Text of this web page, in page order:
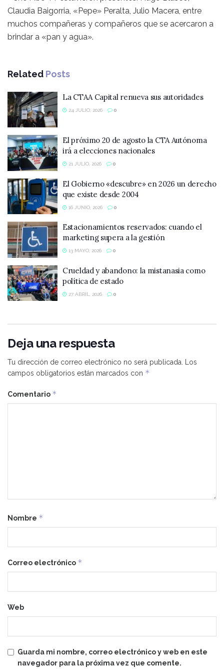
Claudia Baigorria, «Pepe» Peralta, Julio Macera, entre
muchos compañeras y compañeros que se acercaron a
brindar a «pan y agua».
Related Posts
La CTAA Capital renueva sus autoridades
24 JULIO, 2026 0
El próximo 20 de agosto la CTA Autónoma
irá a elecciones nacionales
21 JULIO, 2026 0
El Gobierno «descubre» en 2026 un derecho
que existe desde 2004
16 JUNIO, 2026 0
Estacionamientos reservados: cuando el
marketing supera a la gestión
13 MAYO, 2026 0
Crueldad y abandono: la mistanasia como
política de estado
27 ABRIL, 2026 0
Deja una respuesta
Tu dirección de correo electrónico no será publicada.
Los
campos obligatorios están marcados con *
Comentario *
Nombre *
Correo electrónico *
Web
Guarda mi nombre, correo electrónico y web en este
navegador para la próxima vez que comente.